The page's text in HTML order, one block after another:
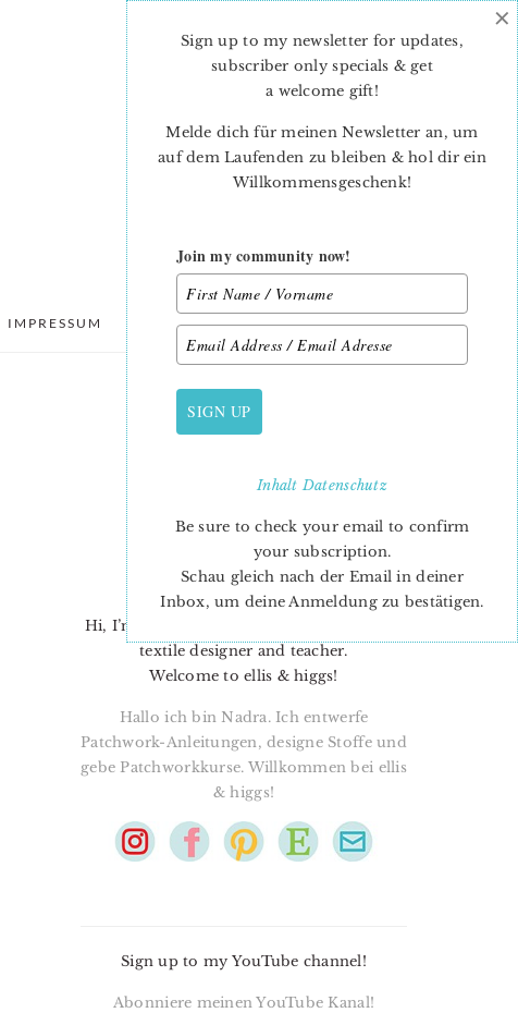
IMPRESSUM DATENSCHUTZ
PRIMARY
SIDEBAR
Hi, I’m Nadra. I’m a quilt pattern designer,
textile designer and teacher.
Welcome to ellis & higgs!
Hallo ich bin Nadra. Ich entwerfe
Patchwork-Anleitungen, designe Stoffe und
gebe Patchworkkurse. Willkommen bei ellis
& higgs!
Sign up to my YouTube channel!
Abonniere meinen YouTube Kanal!
Sign up to my newsletter for updates,
subscriber only specials & get
a welcome gift!
Melde dich für meinen Newsletter an, um
auf dem Laufenden zu bleiben & hol dir ein
Willkommensgeschenk!
Join my community now!
SIGN UP
InhaltDatenschutz
Be sure to check your email to confirm
your subscription.
Schau gleich nach der Email in deiner
Inbox, um deine Anmeldung zu bestätigen.
×